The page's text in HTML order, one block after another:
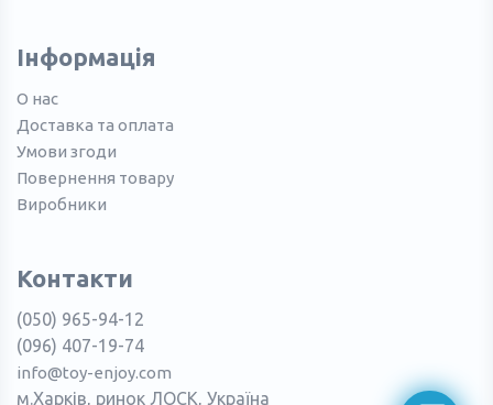
Інформація
О нас
Доставка та оплата
Умови згоди
Повернення товару
Виробники
Контакти
(050) 965-94-12
(096) 407-19-74
info@toy-enjoy.com
м.Харків, ринок ЛОСК, Україна